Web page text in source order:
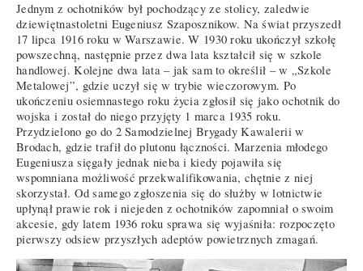
Jednym z ochotników był pochodzący ze stolicy, zaledwie
dziewiętnastoletni Eugeniusz Szaposznikow. Na świat przyszedł
17 lipca 1916 roku w Warszawie. W 1930 roku ukończył szkołę
powszechną, następnie przez dwa lata kształcił się w szkole
handlowej. Kolejne dwa lata – jak sam to określił – w „Szkole
Metalowej”, gdzie uczył się w trybie wieczorowym. Po
ukończeniu osiemnastego roku życia zgłosił się jako ochotnik do
wojska i został do niego przyjęty 1 marca 1935 roku.
Przydzielono go do 2 Samodzielnej Brygady Kawalerii w
Brodach, gdzie trafił do plutonu łączności. Marzenia młodego
Eugeniusza sięgały jednak nieba i kiedy pojawiła się
wspomniana możliwość przekwalifikowania, chętnie z niej
skorzystał. Od samego zgłoszenia się do służby w lotnictwie
upłynął prawie rok i niejeden z ochotników zapomniał o swoim
akcesie, gdy latem 1936 roku sprawa się wyjaśniła: rozpoczęto
pierwszy odsiew przyszłych adeptów powietrznych zmagań.